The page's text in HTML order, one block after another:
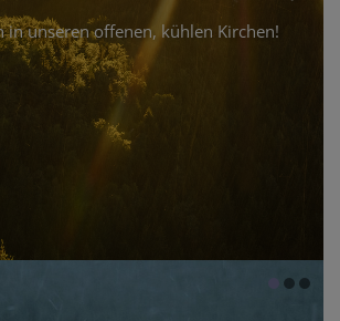
in unseren offenen, kühlen Kirchen!